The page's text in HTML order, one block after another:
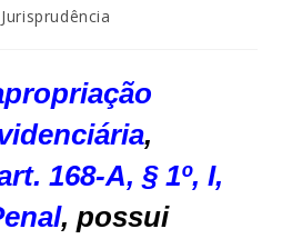
Jurisprudência
,
168-A, § 1º, I,
, possui